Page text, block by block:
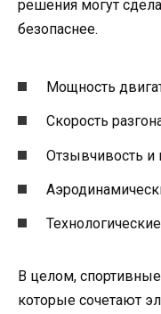
решения могут
безопаснее.
Мощность
Скорость
Отзывчивость и
В целом,
которые сочетают